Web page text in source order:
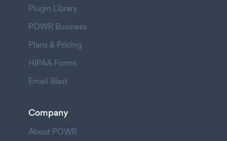
Plugin Library
POWR Business
Plans & Pricing
HIPAA Forms
Email Blast
Company
About POWR